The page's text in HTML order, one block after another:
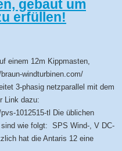
gebaut um
erfüllen!
einem 12m Kippmasten,
windturbinen.com/
3-phasig netzparallel mit dem
Link dazu:
1012515-tl Die üblichen
wie folgt: SPS Wind-, V DC-
hat die Antaris 12 eine